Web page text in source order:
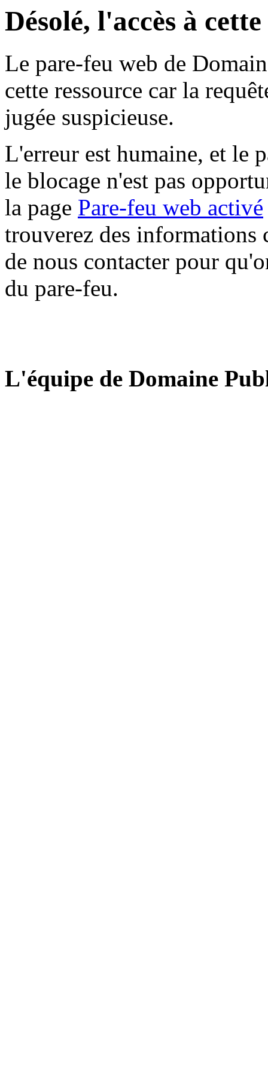
Désolé, l'accès à
Le pare-feu web de
cette ressource car la
jugée suspicieuse.
L'erreur est humaine, et le
le blocage n'est pas
la page Pare-feu web activé
trouverez des informations
de nous contacter pour
du pare-feu.
L'équipe de Domaine